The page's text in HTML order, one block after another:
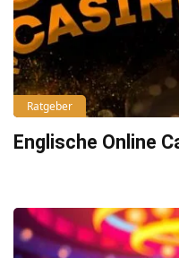
Ratgeber
Englische Online